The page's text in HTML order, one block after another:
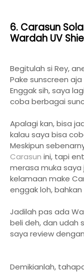
6. Carasun
Wardah UV
Begitulah si Rey,
Pake sunscreen
Enggak sih, saya
coba berbagai
Apalagi kan, bisa
kalau saya bisa
Meskipun
Carasun ini, tapi
merasa muka saya
kelamaan make
enggak loh,
Jadilah pas ada
beli deh, dan udah
saya review
Demikianlah,